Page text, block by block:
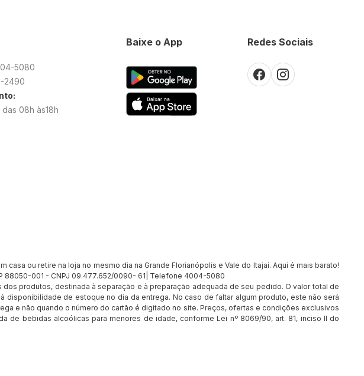
5080
2490
08h às18h
Redes Sociais
Baixe o App
ou retire na loja no mesmo dia na Grande Florianópolis e Vale do Itajaí. Aqui é mais barato!
88050-001 - CNPJ 09.477.652/0090- 61| Telefone 4004-5080
produtos, destinada à separação e à preparação adequada de seu pedido. O valor total de
disponibilidade de estoque no dia da entrega. No caso de faltar algum produto, este não será
e não quando o número do cartão é digitado no site. Preços, ofertas e condições exclusivos
bebidas alcoólicas para menores de idade, conforme Lei nº 8069/90, art. 81, inciso II do